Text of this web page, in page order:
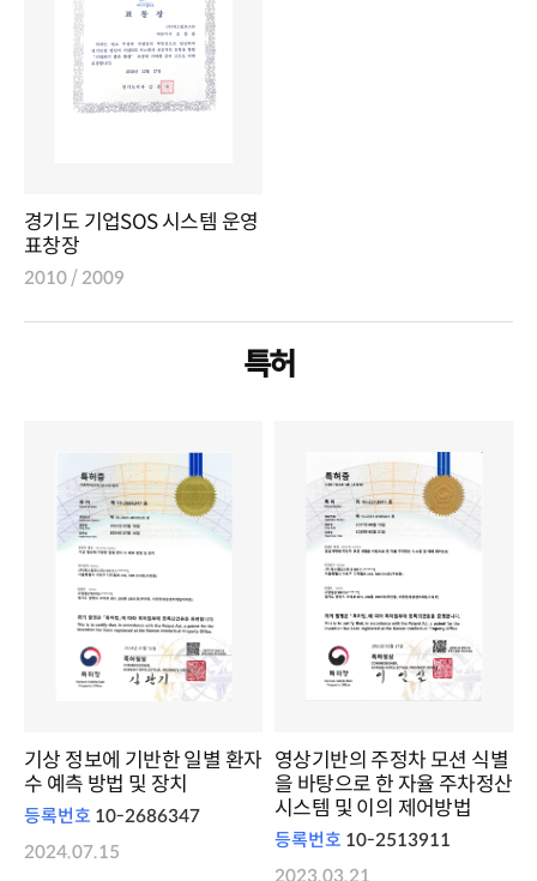
경기도 기업SOS 시스템 운영
표창장
2010 / 2009
특허
기상 정보에 기반한 일별 환자
수 예측 방법 및 장치
등록번호 10-2686347
2024.07.15
영상기반의 주정차 모션 식별
을 바탕으로 한 자율 주차정산
시스템 및 이의 제어방법
등록번호 10-2513911
2023.03.21